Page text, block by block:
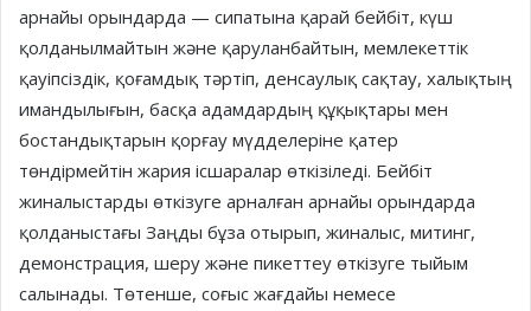
арнайы орындарда — сипатына қарай бейбіт, күш
қолданылмайтын және қаруланбайтын, мемлекеттік
қауіпсіздік, қоғамдық тәртіп, денсаулық сақтау, халықтың
имандылығын, басқа адамдардың құқықтары мен
бостандықтарын қорғау мүдделеріне қатер
төндірмейтін жария ісшаралар өткізіледі. Бейбіт
жиналыстарды өткізуге арналған арнайы орындарда
қолданыстағы Заңды бұза отырып, жиналыс, митинг,
демонстрация, шеру және пикеттеу өткізуге тыйым
салынады. Төтенше, соғыс жағдайы немесе